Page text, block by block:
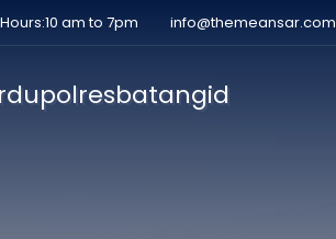
am to 7pm info@themeansar.com